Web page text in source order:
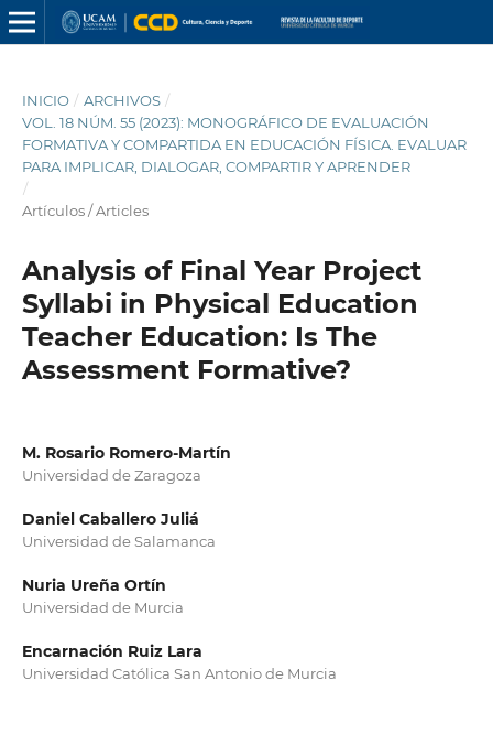
INICIO / ARCHIVOS /
VOL. 18 NÚM. 55 (2023): MONOGRÁFICO DE EVALUACIÓN
FORMATIVA Y COMPARTIDA EN EDUCACIÓN FÍSICA. EVALUAR
PARA IMPLICAR, DIALOGAR, COMPARTIR Y APRENDER
/
Artículos / Articles
Analysis of Final Year Project
Syllabi in Physical Education
Teacher Education: Is The
Assessment Formative?
M. Rosario Romero-Martín
Universidad de Zaragoza
Daniel Caballero Juliá
Universidad de Salamanca
Nuria Ureña Ortín
Universidad de Murcia
Encarnación Ruiz Lara
Universidad Católica San Antonio de Murcia